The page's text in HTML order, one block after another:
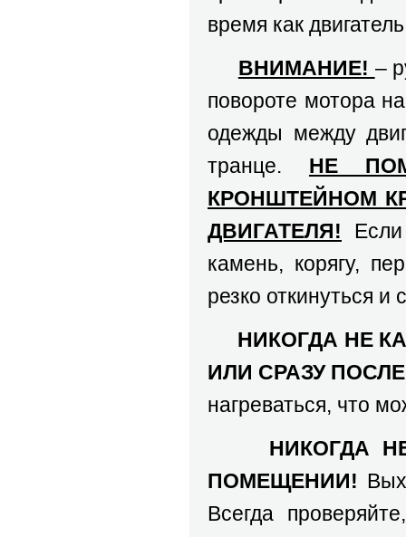
время как
ВНИМАНИЕ! –
повороте мотора
одежды между
транце. НЕ
КРОНШТЕЙНОМ
ДВИГАТЕЛЯ!
камень, корягу,
резко откинуться
НИКОГДА НЕ
ИЛИ СРАЗУ
нагреваться, что
НИКОГДА
ПОМЕЩЕНИИ!
Всегда